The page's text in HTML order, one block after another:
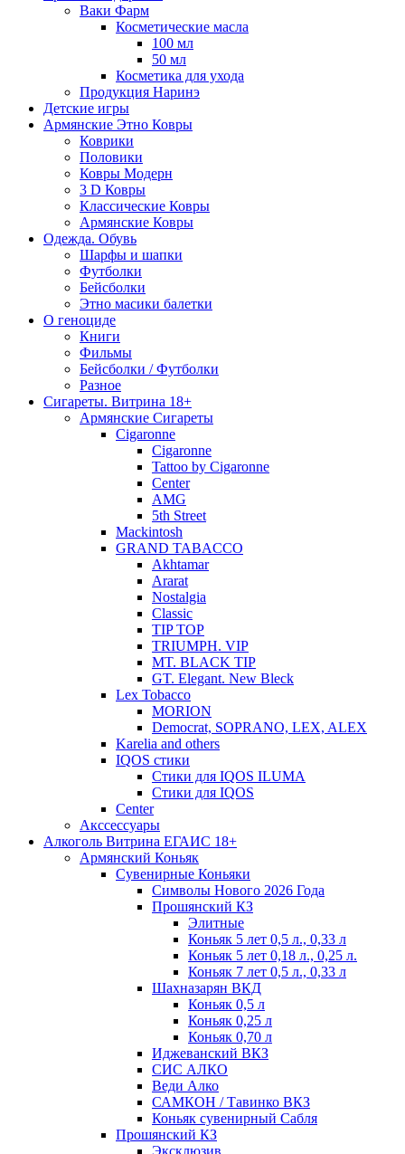
Ваки Фарм
Косметические масла
100 мл
50 мл
Косметика для ухода
Продукция Наринэ
Детские игры
Армянские Этно Ковры
Коврики
Половики
Ковры Модерн
3 D Ковры
Классические Ковры
Армянские Ковры
Одежда. Обувь
Шарфы и шапки
Футболки
Бейсболки
Этно масики балетки
О геноциде
Книги
Фильмы
Бейсболки / Футболки
Разное
Сигареты. Витрина 18+
Армянские Сигареты
Cigaronne
Cigaronne
Tattoo by Cigaronne
Center
AMG
5th Street
Mackintosh
GRAND TABACCO
Akhtamar
Ararat
Nostalgia
Classic
TIP TOP
TRIUMPH. VIP
MT. BLACK TIP
GT. Elegant. New Bleck
Lex Tobacco
MORION
Democrat, SOPRANO, LEX, ALEX
Karelia and others
IQOS стики
Стики для IQOS ILUMA
Стики для IQOS
Сenter
Акссессуары
Алкоголь Витрина ЕГАИС 18+
Армянский Коньяк
Сувенирные Коньяки
Символы Нового 2026 Года
Прошянский КЗ
Элитные
Коньяк 5 лет 0,5 л., 0,33 л
Коньяк 5 лет 0,18 л., 0,25 л.
Коньяк 7 лет 0,5 л., 0,33 л
Шахназарян ВКД
Коньяк 0,5 л
Коньяк 0,25 л
Коньяк 0,70 л
Иджеванский ВКЗ
СИС АЛКО
Веди Алко
САМКОН / Тавинко ВКЗ
Коньяк сувенирный Сабля
Прошянский КЗ
Эксклюзив